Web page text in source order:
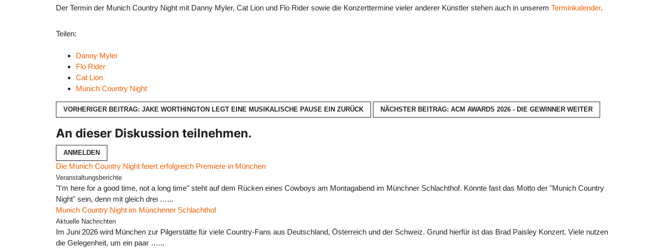
Der Termin der Munich Country Night mit Danny Myler, Cat Lion und Flo Rider sowie die Konzerttermine vieler anderer Künstler stehen auch in unserem Terminkalender.
Teilen:
Danny Myler
Flo Rider
Cat Lion
Munich Country Night
VORHERIGER BEITRAG: JAKE WORTHINGTON LEGT EINE MUSIKALISCHE PAUSE EIN ZURÜCK NÄCHSTER BEITRAG: ACM AWARDS 2026 - DIE GEWINNER WEITER
An dieser Diskussion teilnehmen.
ANMELDEN
Die Munich Country Night feiert erfolgreich Premiere in München
Veranstaltungsberichte
"I'm here for a good time, not a long time" steht auf dem Rücken eines Cowboys am Montagabend im Münchner Schlachthof. Könnte fast das Motto der "Munich Country
Night" sein, denn mit gleich drei …...
Munich Country Night im Münchener Schlachthof
Aktuelle Nachrichten
Im Juni 2026 wird München zur Pilgerstätte für viele Country-Fans aus Deutschland, Österreich und der Schweiz. Grund hierfür ist das Brad Paisley Konzert. Viele nutzen
die Gelegenheit, um ein paar …...